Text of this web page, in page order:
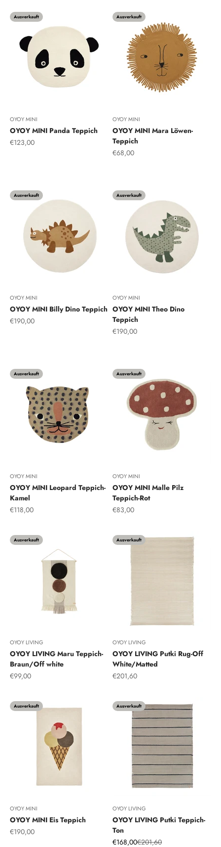
Ausverkauft
OYOY MINI
OYOY MINI Panda Teppich
Angebot
€123,00
Ausverkauft
OYOY MINI
OYOY MINI Mara Löwen-
Teppich
Angebot
€68,00
Ausverkauft
OYOY MINI
OYOY MINI Billy Dino Teppich
Angebot
€190,00
Ausverkauft
OYOY MINI
OYOY MINI Theo Dino
Teppich
Angebot
€190,00
Ausverkauft
OYOY MINI
OYOY MINI Leopard Teppich-
Kamel
Angebot
€118,00
Ausverkauft
OYOY MINI
OYOY MINI Malle Pilz
Teppich-Rot
Angebot
€83,00
Ausverkauft
OYOY LIVING
OYOY LIVING Maru Teppich-
Braun/Off white
Angebot
€99,00
Ausverkauft
OYOY LIVING
OYOY LIVING Putki Rug-Off
White/Matted
Angebot
€201,60
Ausverkauft
OYOY MINI
OYOY MINI Eis Teppich
Angebot
€190,00
Ausverkauft
OYOY LIVING
OYOY LIVING Putki Teppich-
Ton
Angebot
€168,00Regulärer Preis
€201,60